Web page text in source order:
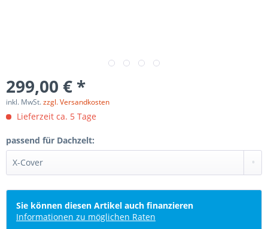
299,00 € *
inkl. MwSt.zzgl. Versandkosten
Lieferzeit ca. 5 Tage
passend für Dachzelt:
Sie können diesen Artikel auch finanzieren
Informationen zu möglichen Raten